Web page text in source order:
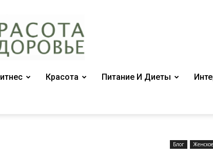
журнал
"Красота
и
Красота Питание И Диеты
Блог